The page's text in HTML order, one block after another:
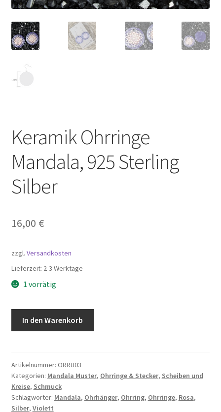
Keramik Ohrringe
Mandala, 925 Sterling
Silber
16,00 €
zzgl. Versandkosten
Lieferzeit: 2-3 Werktage
1 vorrätig
Sterling
Silber
Menge
In den Warenkorb
Artikelnummer: ORRU03
Kategorien: Mandala Muster, Ohrringe & Stecker, Scheiben und
Kreise, Schmuck
Schlagwörter: Mandala, Ohrhänger, Ohrring, Ohrringe, Rosa,
Silber, Violett